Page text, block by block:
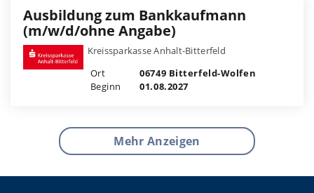
Ausbildung zum Bankkaufmann
(m/w/d/ohne Angabe)
Kreissparkasse Anhalt-Bitterfeld
Ort
06749 Bitterfeld-Wolfen
Beginn
01.08.2027
Mehr Anzeigen